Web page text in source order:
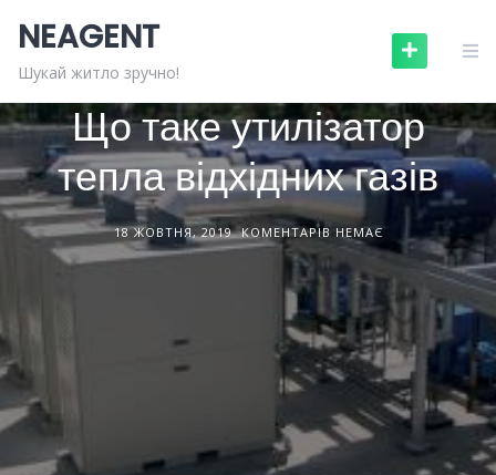
content
NEAGENT
Шукай житло зручно!ОБЛАДНАННЯ
Що таке утилізатор
тепла відхідних газів
18 ЖОВТНЯ, 2019 КОМЕНТАРІВ НЕМАЄ